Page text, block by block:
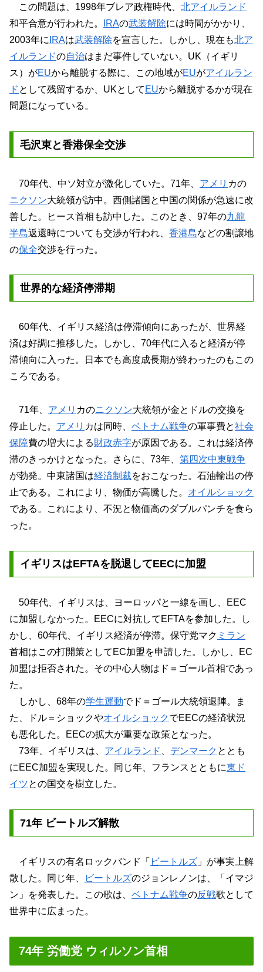
この問題は、1998年ブレア政権時代、 北アイルランド
和平合意が行われた。
IRAの武装解除には時間がかかり、
2003年に IRAは武装解除を宣言した。しかし、現在も北ア
イルランドの自治はまだ事件していない。UK（イギリ
ス）がEUから離脱する際に、この地域がEUがアイルラン
ド として残留するか、UKとして EUから離脱するかが現在
問題になっている。
毛沢東と香港保全交渉
70年代、中ソ対立が激化していた。71年、 アメリ カの
ニクソン大統領が訪中。西側諸国と中国の関係が急速に改
善した。ヒース首相も訪中した。このとき、97年の九龍
半島返還時についても交渉が行われ、 香港島などの割譲地
の保全交渉を行った。
世界的な経済停滞期
60年代、イギリス経済は停滞傾向にあったが、世界経
済は好調に推移した。しかし、70年代に入ると経済が停
滞傾向に入った。日本でも高度成長期が終わったのもこの
ころである。
71年、 アメリ カのニクソン大統領が金とドルの交換を
停止した。 アメリ カは同時、 ベトナム戦争の軍事費と社会
保障費の増大による財政赤字が原因である。これは経済停
滞のきっかけとなった。さらに、73年、 第四次中東戦争
が勃発。中東諸国は経済制裁をおこなった。石油輸出の停
止である。これにより、物価が高騰した。 オイルショック
である。これにより、不況と物価高のダブルパンチを食ら
った。
イギリスはEFTAを脱退してEECに加盟
50年代、イギリスは、ヨーロッパと一線を画し、EEC
に加盟しなかった。EECに対抗してEFTAを参加した。し
かし、60年代、イギリス経済が停滞。保守党マク ミラン
首相はこの打開策としてEC加盟を申請した。しかし、EC
加盟は拒否された。その中心人物はド＝ゴール首相であっ
た。
しかし、68年の学生運動でド＝ゴール大統領退陣。ま
た、ドル＝ショックやオイルショックでEECの経済状況
も悪化した。EECの拡大が重要な政策となった。
73年、イギリスは、 アイルランド 、 デンマーク ととも
にEEC加盟を実現した。同じ年、フランスとともに東ド
イツとの国交を樹立した。
71年 ビートルズ解散
イギリスの有名ロックバンド「 ビートルズ 」が事実上解
散した。同じ年、
ビートルズのジョンレノンは、「イマジ
ン」を発表した。この歌は、 ベトナム戦争の反戦歌として
世界中に広まった。
74年 労働党 ウィルソン首相